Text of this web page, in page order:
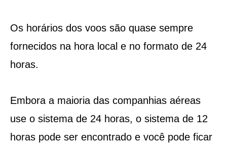
Os horários dos voos são quase sempre
fornecidos na hora local e no formato de 24
horas.
Embora a maioria das companhias aéreas
use o sistema de 24 horas, o sistema de 12
horas pode ser encontrado e você pode ficar